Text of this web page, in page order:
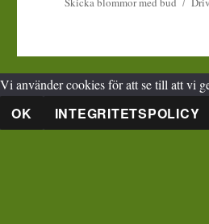
Vi använder cookies för att se till att vi
OK INTEGRITETSPOLICY